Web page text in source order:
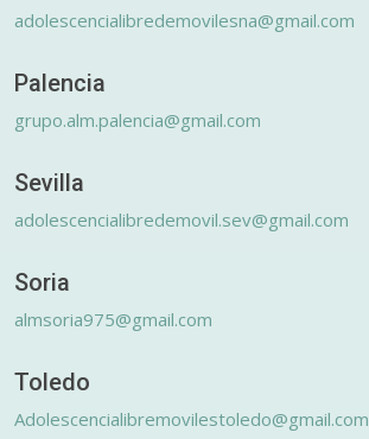
adolescencialibredemovilesna@gmail.com
Palencia
grupo.alm.palencia@gmail.com
Sevilla
adolescencialibredemovil.sev@gmail.com
Soria
almsoria975@gmail.com
Toledo
Adolescencialibremovilestoledo@gmail.com